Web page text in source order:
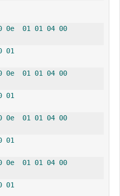
0e 01 01 04 00
01
0e 01 01 04 00
01
0e 01 01 04 00
01
0e 01 01 04 00
01